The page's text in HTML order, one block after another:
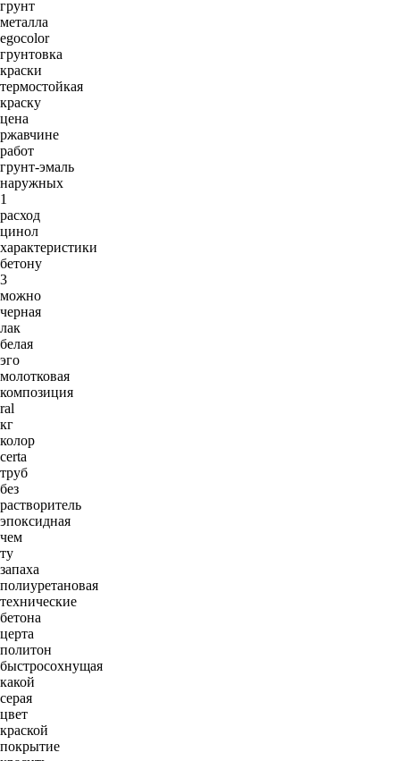
грунт
металла
egocolor
грунтовка
краски
термостойкая
краску
цена
ржавчине
работ
грунт-эмаль
наружных
1
расход
цинол
характеристики
бетону
3
можно
черная
лак
белая
эго
молотковая
композиция
ral
кг
колор
certa
труб
без
растворитель
эпоксидная
чем
ту
запаха
полиуретановая
технические
бетона
церта
политон
быстросохнущая
какой
серая
цвет
краской
покрытие